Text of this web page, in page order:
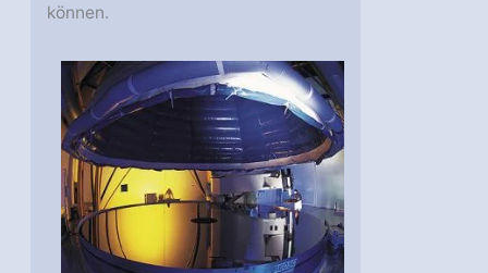
können.